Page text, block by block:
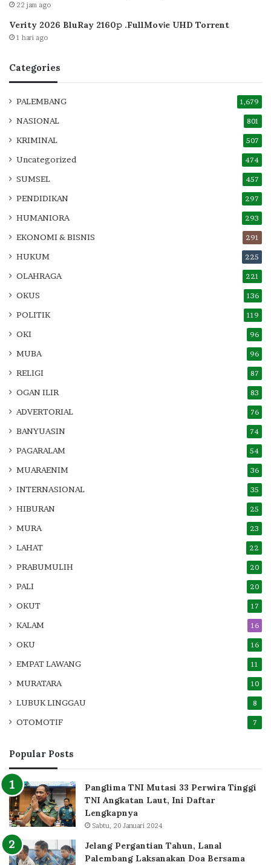
22 jam ago
Verity 2026 BluRay 2160𝚙 .FullMov𝗂e UHD Torrent
1 hari ago
Categories
PALEMBANG 1,679
NASIONAL 801
KRIMINAL 507
Uncategorized 474
SUMSEL 457
PENDIDIKAN 297
HUMANIORA 293
EKONOMI & BISNIS 291
HUKUM 225
OLAHRAGA 221
OKUS 136
POLITIK 119
OKI 96
MUBA 96
RELIGI 87
OGAN ILIR 83
ADVERTORIAL 76
BANYUASIN 74
PAGARALAM 54
MUARAENIM 36
INTERNASIONAL 35
HIBURAN 25
MURA 23
LAHAT 22
PRABUMULIH 20
PALI 20
OKUT 17
KALAM 16
OKU 16
EMPAT LAWANG 11
MURATARA 10
LUBUK LINGGAU 8
OTOMOTIF 7
Popular Posts
Panglima TNI Mutasi 33 Perwira Tinggi
TNI Angkatan Laut, Ini Daftar
Lengkapnya
Sabtu, 20 Januari 2024
Jelang Pergantian Tahun, Lanal
Palembang Laksanakan Doa Bersama